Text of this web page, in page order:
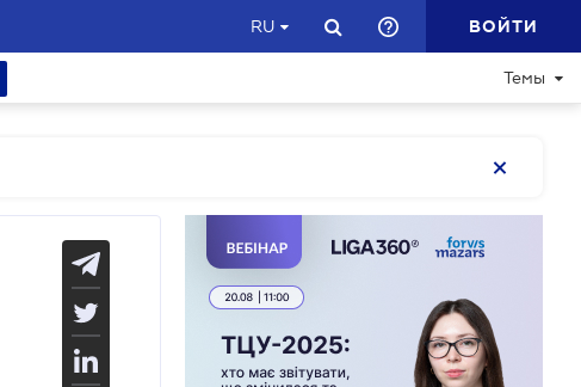
RU ВОЙТИ
Темы